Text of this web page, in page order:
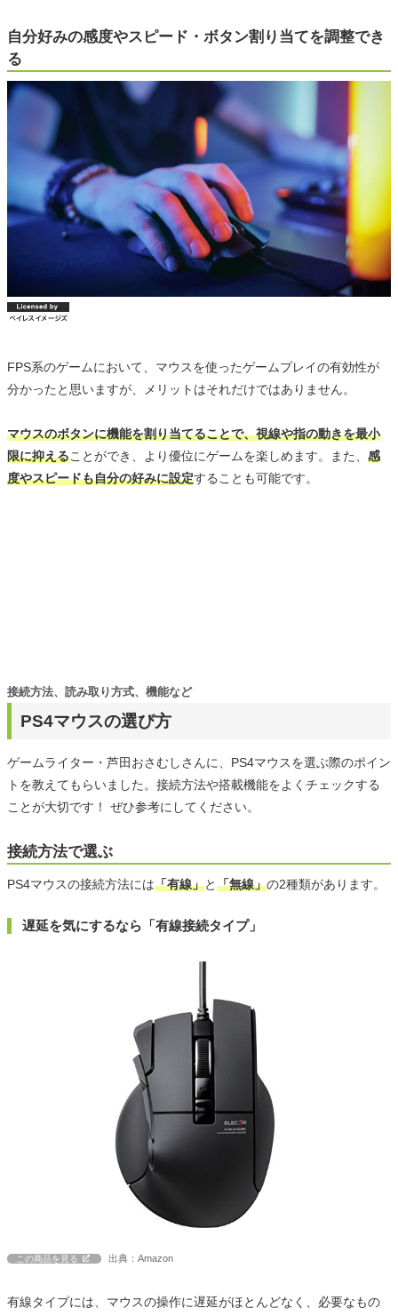
自分好みの感度やスピード・ボタン割り当てを調整でき
る
FPS系のゲームにおいて、マウスを使ったゲームプレイの有効性が
分かったと思いますが、メリットはそれだけではありません。
マウスのボタンに機能を割り当てることで、視線や指の動きを最小
限に抑えることができ、より優位にゲームを楽しめます。また、 感
度やスピードも自分の好みに設定することも可能です。
PS4マウスの選び方
接続方法、読み取り方式、機能など
ゲームライター・芦田おさむしさんに、PS4マウスを選ぶ際のポイン
トを教えてもらいました。接続方法や搭載機能をよくチェックする
ことが大切です！ ぜひ参考にしてください。
接続方法で選ぶ
PS4マウスの接続方法には「有線」と「無線」の2種類があります。
遅延を気にするなら「有線接続タイプ」
この商品を見る 出典：Amazon
有線タイプには、マウスの操作に遅延がほとんどなく、必要なもの